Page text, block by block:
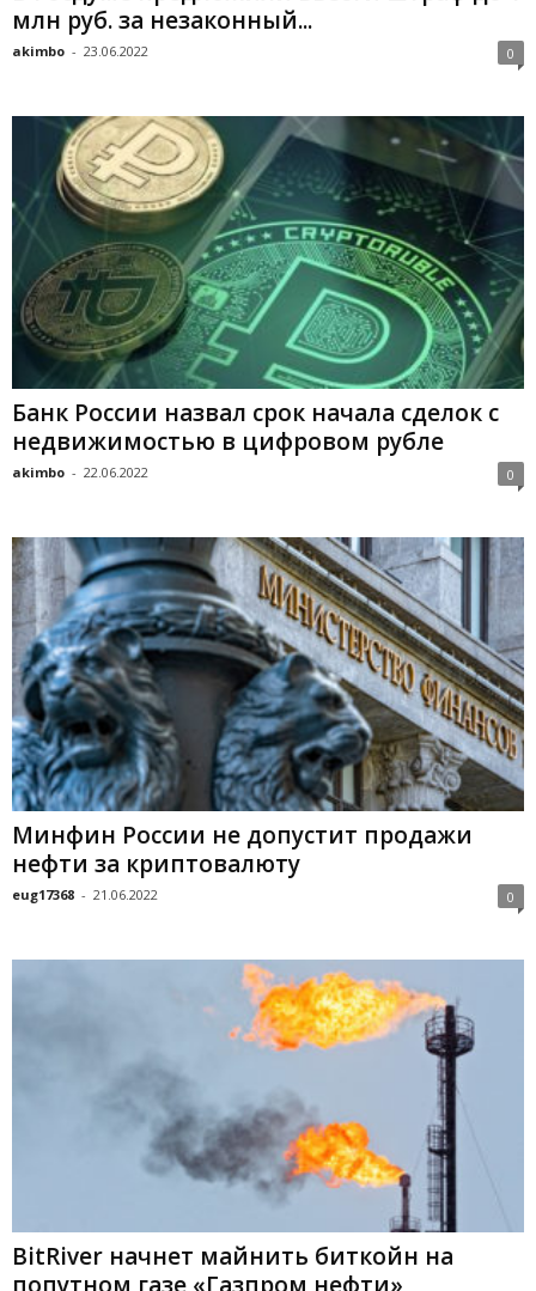
млн руб. за незаконный...
akimbo - 23.06.2022 0
Банк России назвал срок начала сделок с
недвижимостью в цифровом рубле
akimbo - 22.06.2022 0
Минфин России не допустит продажи
нефти за криптовалюту
eug17368 - 21.06.2022 0
BitRiver начнет майнить биткойн на